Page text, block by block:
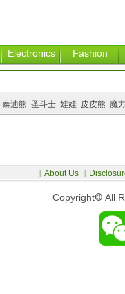
Electronics Fashion
泰迪熊 圣斗士 娃娃 皮皮熊 魔
Copyright© All
| About Us |